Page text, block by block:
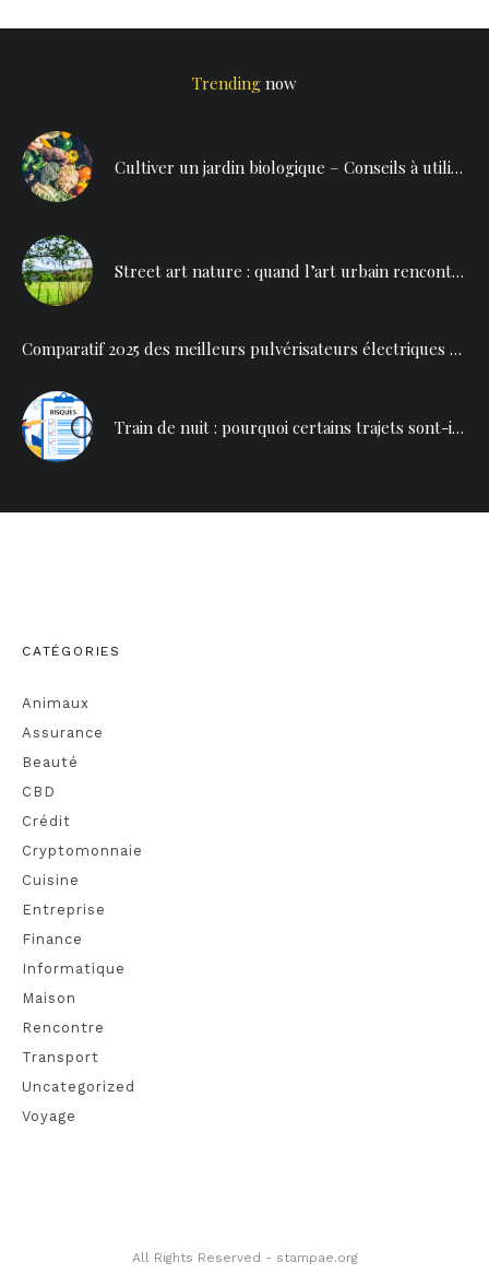
Trending now
Cultiver un jardin biologique – Conseils à utiliser dès maintenant
Street art nature : quand l’art urbain rencontre la beauté des paysages
Comparatif 2025 des meilleurs pulvérisateurs électriques pour toitures
Train de nuit : pourquoi certains trajets sont-ils plus dangereux en 2025 ?
CATÉGORIES
Animaux
Assurance
Beauté
CBD
Crédit
Cryptomonnaie
Cuisine
Entreprise
Finance
Informatique
Maison
Rencontre
Transport
Uncategorized
Voyage
All Rights Reserved - stampae.org